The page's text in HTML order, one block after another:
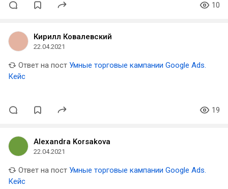
10
Кирилл Ковалевский
22.04.2021
Ответ на пост Умные торговые кампании Google Ads.
Кейс
19
Alexandra Korsakova
22.04.2021
Ответ на пост Умные торговые кампании Google Ads.
Кейс